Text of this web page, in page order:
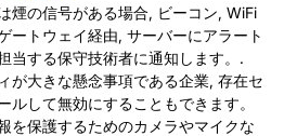
煙の信号がある場合, ビーコン, WiFi
ートウェイ経由, サーバーにアラート
当する保守技術者に通知します。.
が大きな懸念事項である企業, 存在セ
ルして無効にすることもできます。
を保護するためのカメラやマイクな